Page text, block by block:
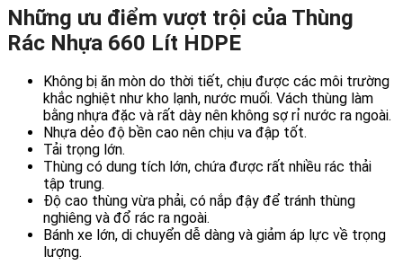
Những ưu điểm vượt trội của Thùng
Rác Nhựa 660 Lít HDPE
Không bị ăn mòn do thời tiết, chịu được các môi trường
khắc nghiệt như kho lạnh, nước muối. Vách thùng làm
bằng nhựa đặc và rất dày nên không sợ rỉ nước ra ngoài.
Nhựa dẻo độ bền cao nên chịu va đập tốt.
Tải trọng lớn.
Thùng có dung tích lớn, chứa được rất nhiều rác thải
tập trung.
Độ cao thùng vừa phải, có nắp đậy để tránh thùng
nghiêng và đổ rác ra ngoài.
Bánh xe lớn, di chuyển dễ dàng và giảm áp lực về trọng
lượng.